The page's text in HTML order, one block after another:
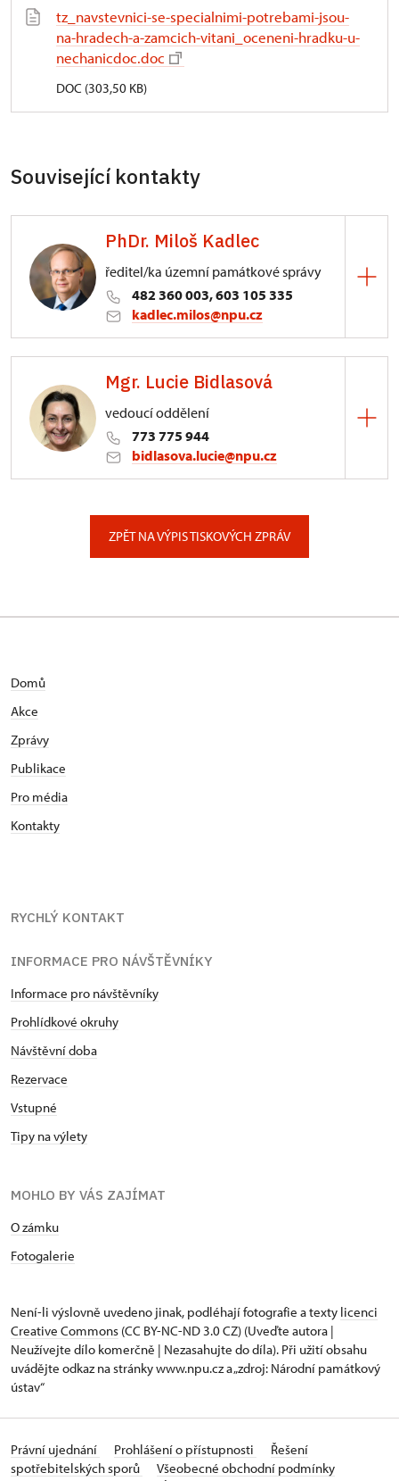
tz_navstevnici-se-specialnimi-potrebami-jsou-
na-hradech-a-zamcich-vitani_oceneni-hradku-u-
nechanicdoc.doc
DOC (303,50 KB)
Související kontakty
PhDr. Miloš Kadlec
ředitel/ka územní památkové správy
482 360 003, 603 105 335
kadlec.milos@npu.cz
3/, Sychrov 3
Mgr. Lucie Bidlasová
vedoucí oddělení
773 775 944
bidlasova.lucie@npu.cz
ZPĚT NA VÝPIS TISKOVÝCH ZPRÁV
Domů
Akce
Zprávy
Publikace
Pro média
Kontakty
RYCHLÝ KONTAKT
INFORMACE PRO NÁVŠTĚVNÍKY
Informace pro návštěvníky
Prohlídkové okruhy
Návštěvní doba
Rezervace
Vstupné
Tipy na výlety
MOHLO BY VÁS ZAJÍMAT
O zámku
Fotogalerie
Není-li výslovně uvedeno jinak, podléhají fotografie a texty licenci
Creative Commons (CC BY-NC-ND 3.0 CZ) (Uveďte autora |
Neužívejte dílo komerčně | Nezasahujte do díla). Při užití obsahu
uvádějte odkaz na stránky www.npu.cz a „zdroj: Národní památkový
ústav“
Právní ujednání Prohlášení o přístupnosti
Řešení
spotřebitelských sporů
Všeobecné obchodní podmínky